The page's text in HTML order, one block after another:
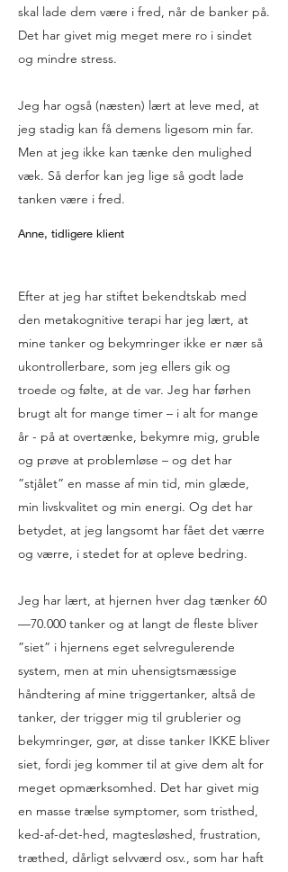
skal lade dem være i fred, når de banker på.
Det har givet mig meget mere ro i sindet
og mindre stress.
Jeg har også (næsten) lært at leve med, at
jeg stadig kan få demens ligesom min far.
Men at jeg ikke kan tænke den mulighed
væk. Så derfor kan jeg lige så godt lade
tanken være i fred.
Anne, tidligere klient
Efter at jeg har stiftet bekendtskab med
den metakognitive terapi har jeg lært, at
mine tanker og bekymringer ikke er nær så
ukontrollerbare, som jeg ellers gik og
troede og følte, at de var. Jeg har førhen
brugt alt for mange timer – i alt for mange
år - på at overtænke, bekymre mig, gruble
og prøve at problemløse – og det har
”stjålet” en masse af min tid, min glæde,
min livskvalitet og min energi. Og det har
betydet, at jeg langsomt har fået det værre
og værre, i stedet for at opleve bedring.
Jeg har lært, at hjernen hver dag tænker 60
—70.000 tanker og at langt de fleste bliver
”siet” i hjernens eget selvregulerende
system, men at min uhensigtsmæssige
håndtering af mine triggertanker, altså de
tanker, der trigger mig til grublerier og
bekymringer, gør, at disse tanker IKKE bliver
siet, fordi jeg kommer til at give dem alt for
meget opmærksomhed. Det har givet mig
en masse trælse symptomer, som tristhed,
ked-af-det-hed, magtesløshed, frustration,
træthed, dårligt selvværd osv., som har haft